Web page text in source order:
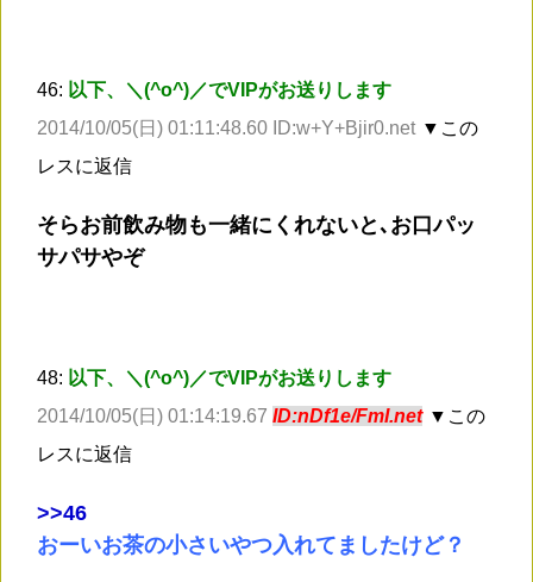
46: 以下、＼(^o^)／でVIPがお送りします
2014/10/05(日) 01:11:48.60 ID:w+Y+Bjir0.net ▼この
レスに返信
そらお前飲み物も一緒にくれないと､お口パッ
サパサやぞ
48: 以下、＼(^o^)／でVIPがお送りします
2014/10/05(日) 01:14:19.67 ID:nDf1e/FmI.net ▼この
レスに返信
>>46
おーいお茶の小さいやつ入れてましたけど？